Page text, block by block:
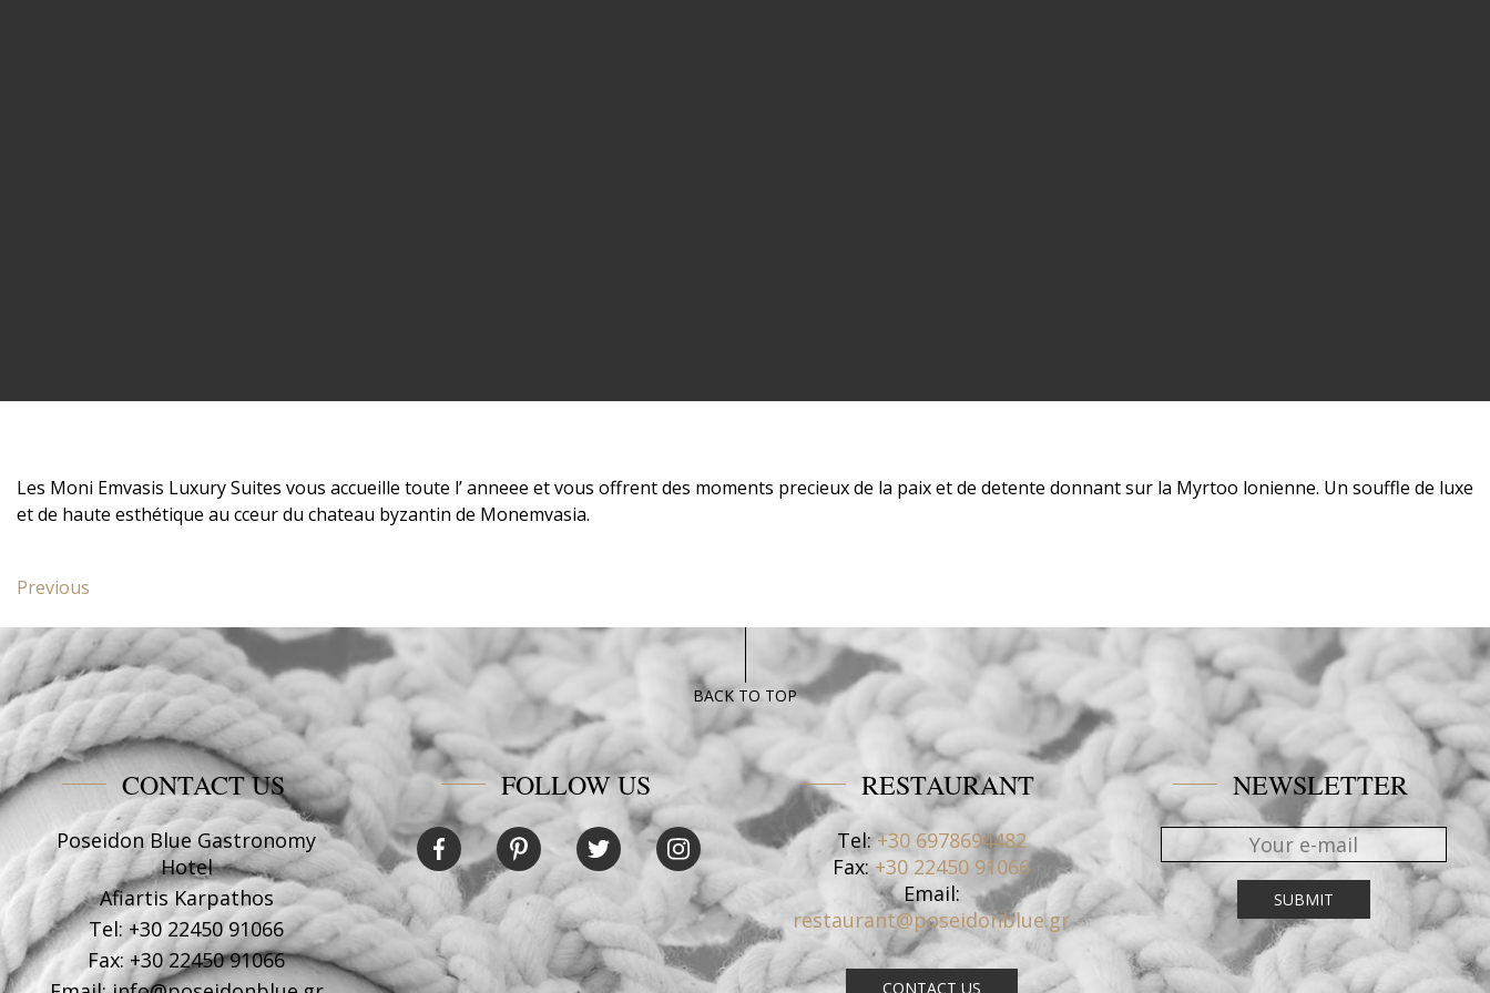
Les Moni Emvasis Luxury Suites vous accueille toute l’ anneee et vous offrent des moments precieux de la paix et de detente donnant sur la Myrtoo lonienne. Un souffle de luxe
et de haute esthétique au cceur du chateau byzantin de Monemvasia.
Post
Previous
Deluxe
suite
Poseidon
Blue
BACK TO TOP
CONTACT US
Poseidon Blue Gastronomy
Hotel
Afiartis Karpathos
Tel: +30 22450 91066
Fax: +30 22450 91066
FOLLOW US RESTAURANT
Tel:+30 6978694482
Fax:+30 22450 91066
Email:
restaurant@poseidonblue.gr
CONTACT US
NEWSLETTER